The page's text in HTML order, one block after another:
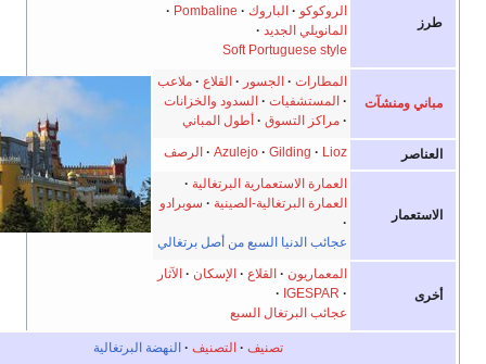
الباروك
Pombaline
المانويلي الجديد
Soft Portuguese style
الجسور القلاع
ملاعب
المستشفيات
السدود والخزانات
مراكز التسوق
أطول المباني
Azulejo Lioz الرصف
العمارة الاستعمارية البرتغالية
العمارة البرتغالية-الصينية
سوبرادو
عجائب الدنيا السبع من أصل برتغالي
القلاع الإسكان
الآثار
عجائب البرتغال السبع
التصنيف النهضة البرتغالية